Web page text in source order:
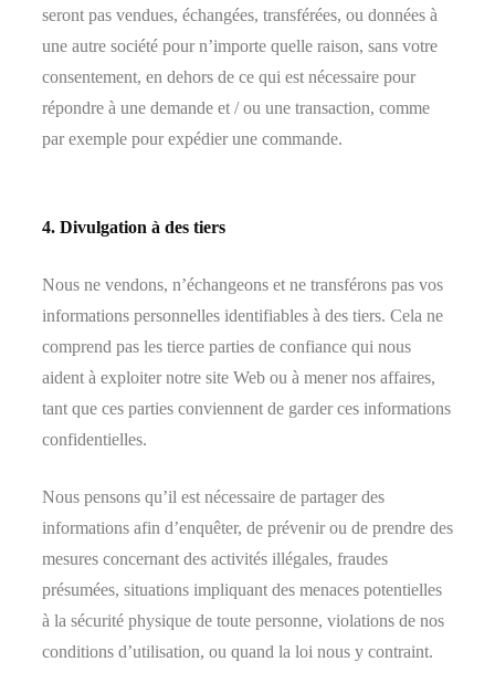
seront pas vendues, échangées, transférées, ou données à
une autre société pour n’importe quelle raison, sans votre
consentement, en dehors de ce qui est nécessaire pour
répondre à une demande et / ou une transaction, comme
par exemple pour expédier une commande.
4. Divulgation à des tiers
Nous ne vendons, n’échangeons et ne transférons pas vos
informations personnelles identifiables à des tiers. Cela ne
comprend pas les tierce parties de confiance qui nous
aident à exploiter notre site Web ou à mener nos affaires,
tant que ces parties conviennent de garder ces informations
confidentielles.
Nous pensons qu’il est nécessaire de partager des
informations afin d’enquêter, de prévenir ou de prendre des
mesures concernant des activités illégales, fraudes
présumées, situations impliquant des menaces potentielles
à la sécurité physique de toute personne, violations de nos
conditions d’utilisation, ou quand la loi nous y contraint.